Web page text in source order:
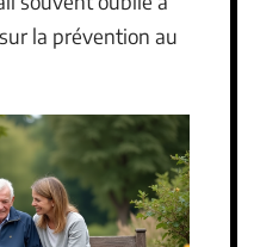
la prévention au